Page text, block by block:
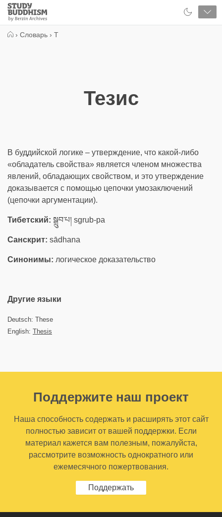
Close
Study
Buddhism
› Словарь › Т
Тезис
В буддийской логике – утверждение, что какой-либо
«обладатель свойства» является членом множества
явлений, обладающих свойством, и это утверждение
доказывается с помощью цепочки умозаключений
(цепочки аргументации).
Тибетский: སྒྲུབ་པ། sgrub-pa
Санскрит: sādhana
Синонимы: логическое доказательство
Другие языки
Deutsch: These
English: Thesis
Поддержите наш проект
Наша способность содержать и расширять этот сайт
полностью зависит от вашей поддержки. Если
материал кажется вам полезным, пожалуйста,
рассмотрите возможность однократного или
ежемесячного пожертвования.
Поддержать